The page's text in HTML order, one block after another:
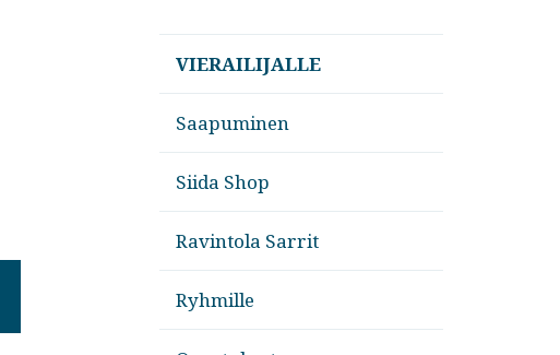
VIERAILIJALLE
Saapuminen
Siida Shop
Ravintola Sarrit
Ryhmille